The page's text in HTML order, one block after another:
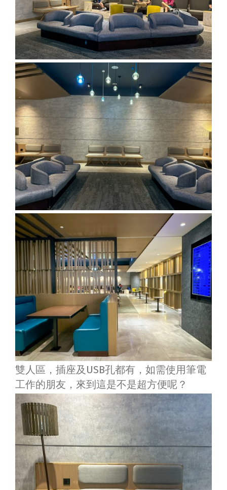
雙人區，插座及USB孔都有，如需使用筆電
工作的朋友，來到這是不是超方便呢？